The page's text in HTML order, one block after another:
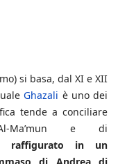
si basa, dal XI e XII
Ghazali è uno dei
tende a conciliare
Ma’mun e di
raffigurato in un